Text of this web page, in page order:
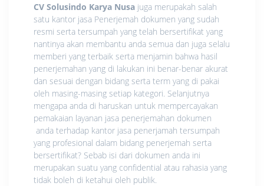
CV Solusindo Karya Nusa juga merupakah salah
satu kantor jasa Penerjemah dokumen yang sudah
resmi serta tersumpah yang telah bersertifikat yang
nantinya akan membantu anda semua dan juga selalu
memberi yang terbaik serta menjamin bahwa hasil
penerjemahan yang di lakukan ini benar-benar akurat
dan sesuai dengan bidang serta term yang di pakai
oleh masing-masing setiap kategori. Selanjutnya
mengapa anda di haruskan untuk mempercayakan
pemakaian layanan jasa penerjemahan dokumen
anda terhadap kantor jasa penerjamah tersumpah
yang profesional dalam bidang penerjemah serta
bersertifikat? Sebab isi dari dokumen anda ini
merupakan suatu yang confidential atau rahasia yang
tidak boleh di ketahui oleh publik.